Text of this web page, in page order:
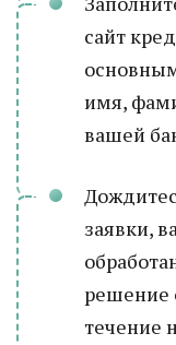
сайт
имя,
вашей
заявки,
решение
течение